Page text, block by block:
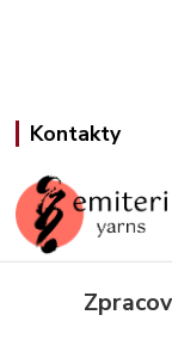
Kontakty
Jana
+420